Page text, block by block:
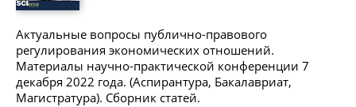
Актуальные вопросы публично-правового
регулирования экономических отношений.
Материалы научно-практической конференции 7
декабря 2022 года. (Аспирантура, Бакалавриат,
Магистратура). Сборник статей.